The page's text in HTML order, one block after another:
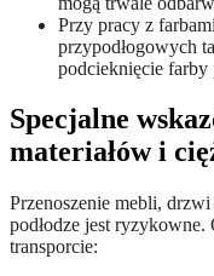
Przy pracy z
przypodłogowych
podcieknięcie farby
Specjalne
materiałów i
Przenoszenie mebli,
podłodze jest
transporcie: